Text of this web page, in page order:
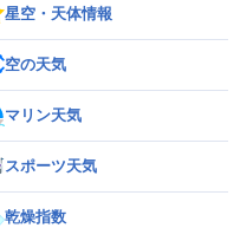
星空・天体情報
空の天気
マリン天気
スポーツ天気
乾燥指数